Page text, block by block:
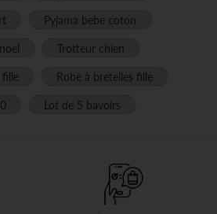
Pyjama bebe coton
Trotteur chien
fille
Robe à bretelles fille
Lot de 5 bavoirs